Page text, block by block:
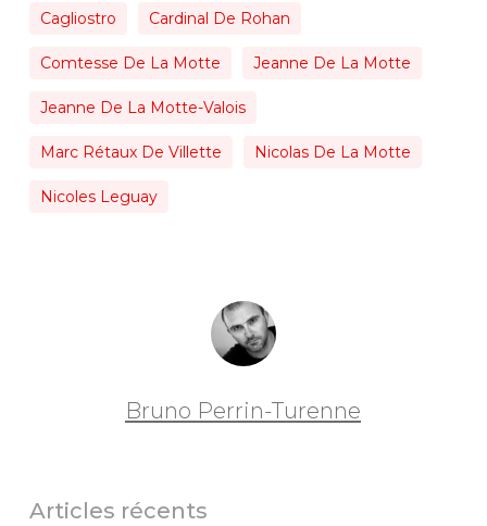
Cagliostro Cardinal De Rohan
Comtesse De La Motte Jeanne De La Motte
Jeanne De La Motte-Valois
Marc Rétaux De Villette Nicolas De La Motte
Nicoles Leguay
Bruno Perrin-Turenne
Articles récents